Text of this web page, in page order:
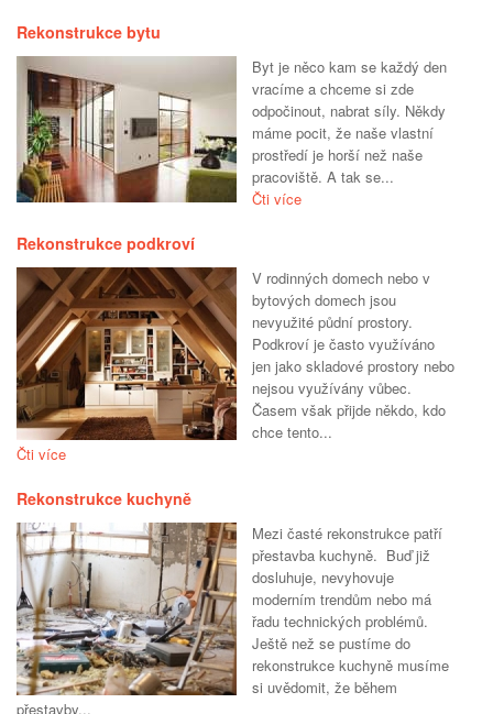
Rekonstrukce bytu
Byt je něco kam se každý den
vracíme a chceme si zde
odpočinout, nabrat síly. Někdy
máme pocit, že naše vlastní
prostředí je horší než naše
pracoviště. A tak se...
Čti více
Rekonstrukce podkroví
V rodinných domech nebo v
bytových domech jsou
nevyužité půdní prostory.
Podkroví je často využíváno
jen jako skladové prostory nebo
nejsou využívány vůbec.
Časem však přijde někdo, kdo
chce tento...
Čti více
Rekonstrukce kuchyně
Mezi časté rekonstrukce patří
přestavba kuchyně. Buď již
dosluhuje, nevyhovuje
moderním trendům nebo má
řadu technických problémů.
Ještě než se pustíme do
rekonstrukce kuchyně musíme
si uvědomit, že během
přestavby...